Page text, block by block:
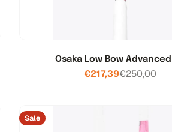
Osaka Low Bow
Verkoopprijs
€217,39Normale
€250,00
Sale